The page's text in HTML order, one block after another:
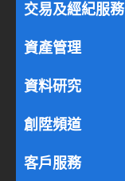
交易及經紀服務
資產管理
資料研究
創陞頻道
客戶服務